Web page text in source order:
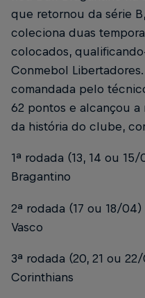
que retornou da série
coleciona duas
colocados,
Conmebol
comandada pelo
62 pontos e alcançou
da história do clube,
1ª rodada (13, 14 ou
Bragantino
2ª rodada (17 ou 18/
Vasco
3ª rodada (20, 21 ou
Corinthians